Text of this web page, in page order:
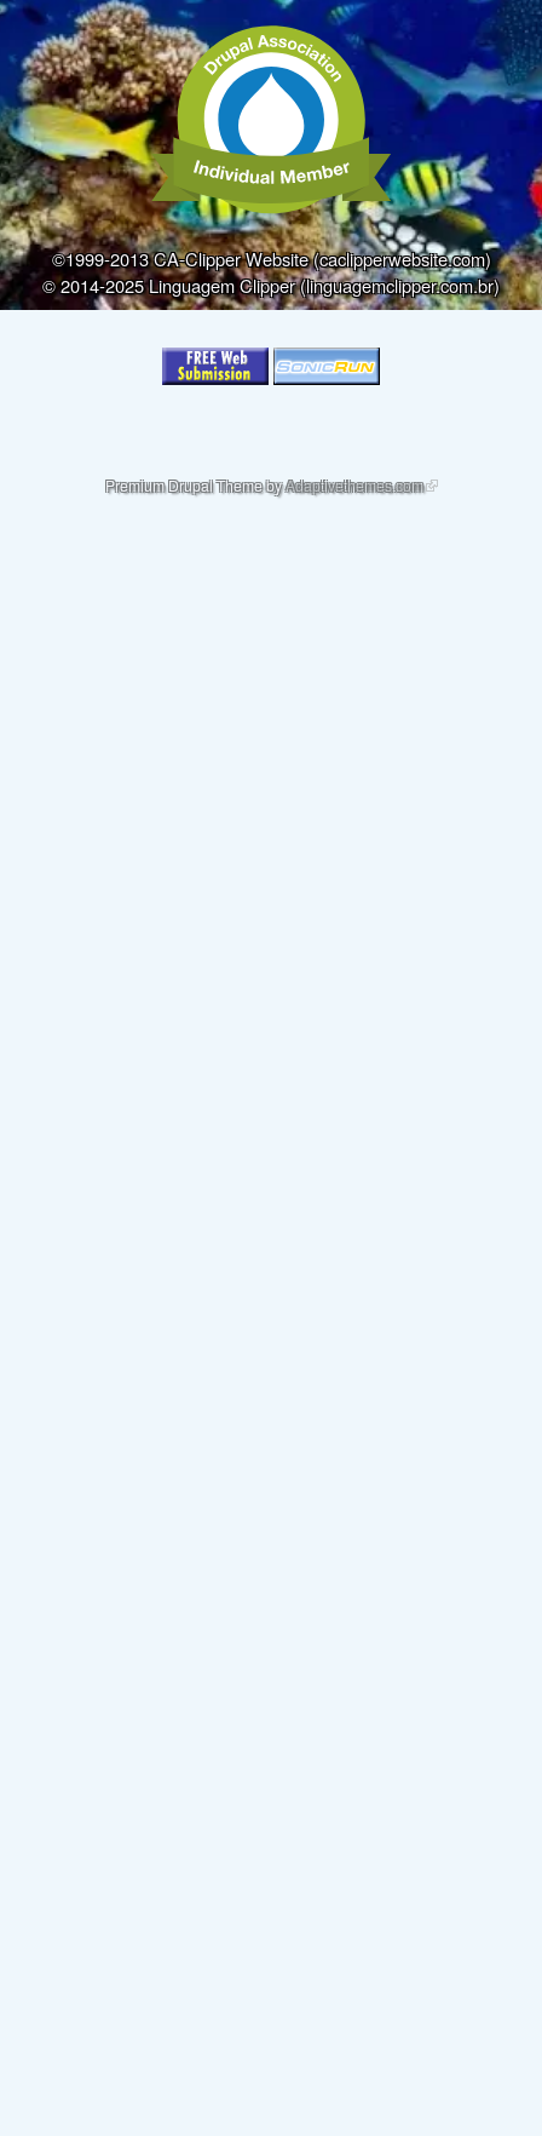
©1999-2013 CA-Clipper Website (caclipperwebsite.com)
© 2014-2025 Linguagem Clipper (linguagemclipper.com.br)
Premium Drupal Theme byAdaptivethemes.com(link is external)